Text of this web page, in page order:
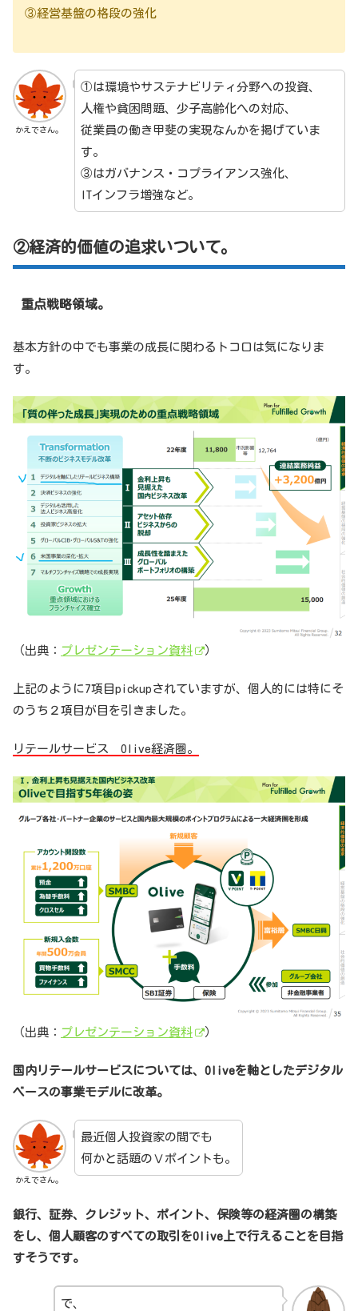
③経営基盤の格段の強化
かえでさん。
①は環境やサステナビリティ分野への投資、
人権や貧困問題、少子高齢化への対応、
従業員の働き甲斐の実現なんかを掲げていま
す。
③はガバナンス・コプライアンス強化、
ITインフラ増強など。
②経済的価値の追求いついて。
重点戦略領域。
基本方針の中でも事業の成長に関わるトコロは気になりま
す。
（出典： プレゼンテーション資料 ）
上記のように7項目pickupされていますが、個人的には特にそ
のうち２項目が目を引きました。
リテールサービス Olive経済圏。
（出典： プレゼンテーション資料 ）
国内リテールサービスについては、Oliveを軸としたデジタル
ベースの事業モデルに改革。
かえでさん。
最近個人投資家の間でも
何かと話題のⅤポイントも。
銀行、証券、クレジット、ポイント、保険等の経済圏の構築
をし、個人顧客のすべての取引をOlive上で行えることを目指
すそうです。
で、